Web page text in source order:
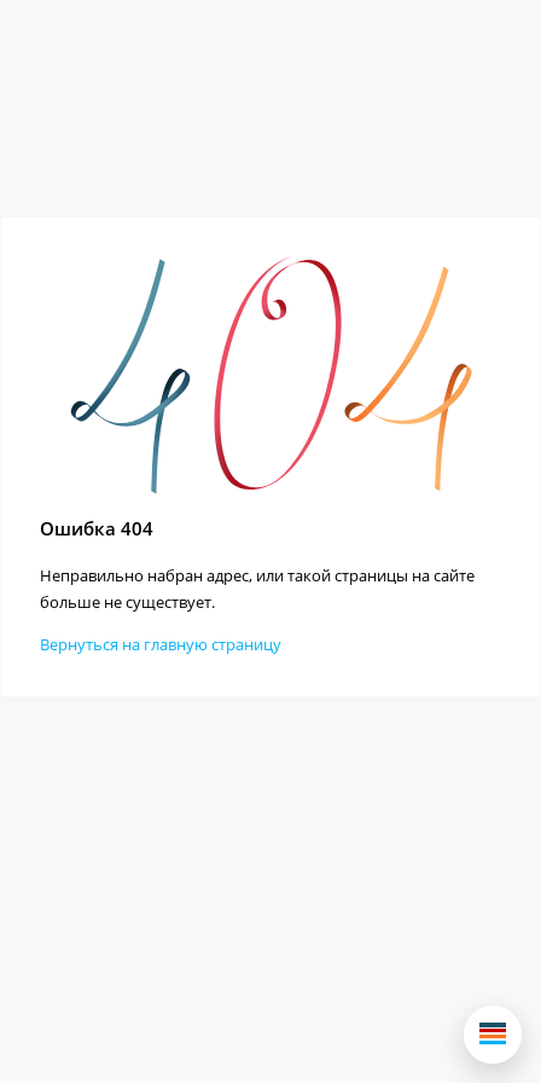
Ошибка 404
Неправильно набран адрес, или такой страницы на сайте
больше не существует.
Вернуться на главную страницу